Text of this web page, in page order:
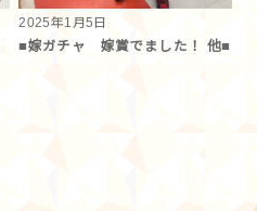
2025年1月5日
■嫁ガチャ 嫁賞でました！ 他■